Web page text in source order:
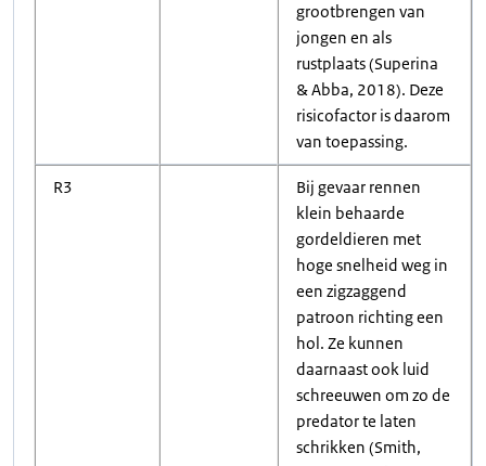
grootbrengen van
jongen en als
rustplaats (Superina
& Abba, 2018). Deze
risicofactor is daarom
van toepassing.
R3
Bij gevaar rennen
klein behaarde
gordeldieren met
hoge snelheid weg in
een zigzaggend
patroon richting een
hol. Ze kunnen
daarnaast ook luid
schreeuwen om zo de
predator te laten
schrikken (Smith,